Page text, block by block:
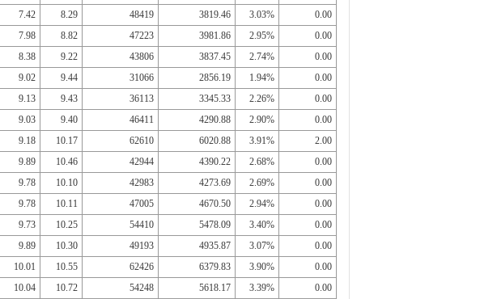
7.42 8.29 48419 3819.46 3.03%
0.00
7.98 8.82 47223 3981.86 2.95%
0.00
8.38 9.22 43806 3837.45 2.74%
0.00
9.02 9.44 31066 2856.19 1.94%
0.00
9.13 9.43 36113 3345.33 2.26%
0.00
9.03 9.40 46411 4290.88 2.90%
0.00
9.18 10.17 62610 6020.88 3.91%
2.00
9.89 10.46 42944 4390.22 2.68%
0.00
9.78 10.10 42983 4273.69 2.69%
0.00
9.78 10.11 47005 4670.50 2.94%
0.00
9.73 10.25 54410 5478.09 3.40%
0.00
9.89 10.30 49193 4935.87 3.07%
0.00
10.01 10.55 62426 6379.83 3.90%
0.00
10.04 10.72 54248 5618.17 3.39%
0.00